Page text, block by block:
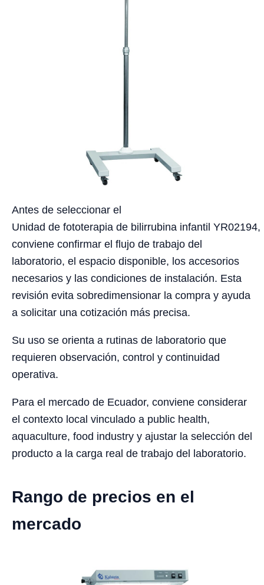
Antes de seleccionar el
Unidad de fototerapia de bilirrubina infantil YR02194,
conviene confirmar el flujo de trabajo del
laboratorio, el espacio disponible, los accesorios
necesarios y las condiciones de instalación. Esta
revisión evita sobredimensionar la compra y ayuda
a solicitar una cotización más precisa.
Su uso se orienta a rutinas de laboratorio que
requieren observación, control y continuidad
operativa.
Para el mercado de Ecuador, conviene considerar
el contexto local vinculado a public health,
aquaculture, food industry y ajustar la selección del
producto a la carga real de trabajo del laboratorio.
Rango de precios en el
mercado